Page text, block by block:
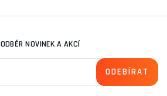
ODBĚR NOVINEK A AKCÍ